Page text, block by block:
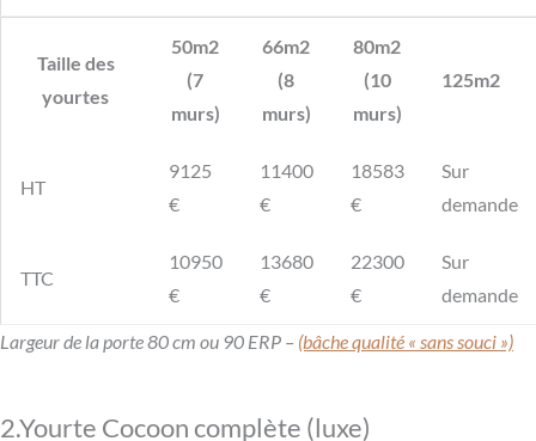
Taille des
yourtes
50m2
(7
murs)
66m2
(8
murs)
80m2
(10
murs)
125m2
HT
9125
€
11400
€
18583
€
Sur
demande
TTC
10950
€
13680
€
22300
€
Sur
demande
Largeur de la porte 80 cm ou 90 ERP – (bâche qualité « sans souci »)
2.Yourte Cocoon complète (luxe)